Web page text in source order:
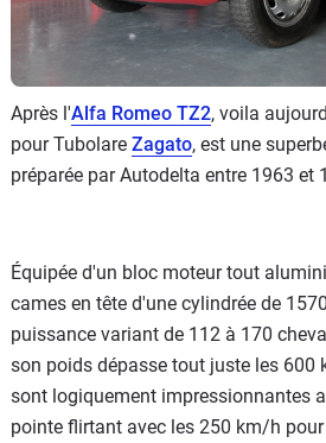
Après l'Alfa Romeo TZ2, voila
pour Tubolare Zagato, est une
préparée par Autodelta entre 1963 et
Équipée d'un bloc moteur tout
cames en tête d'une cylindrée de
puissance variant de 112 à 170
son poids dépasse tout juste les 600
sont logiquement impressionnantes
pointe flirtant avec les 250 km/h